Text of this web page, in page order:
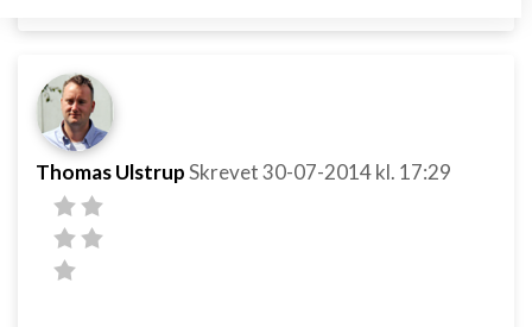
Thomas UlstrupSkrevet30-07-2014kl. 17:29
Bruge begrænsede oplysninger til at vælge
annoncering
Oprette profiler til tilpasset annoncering
Bruge profiler til at vælge tilpasset
annoncering
Oprette profiler for at tilpasse indhold